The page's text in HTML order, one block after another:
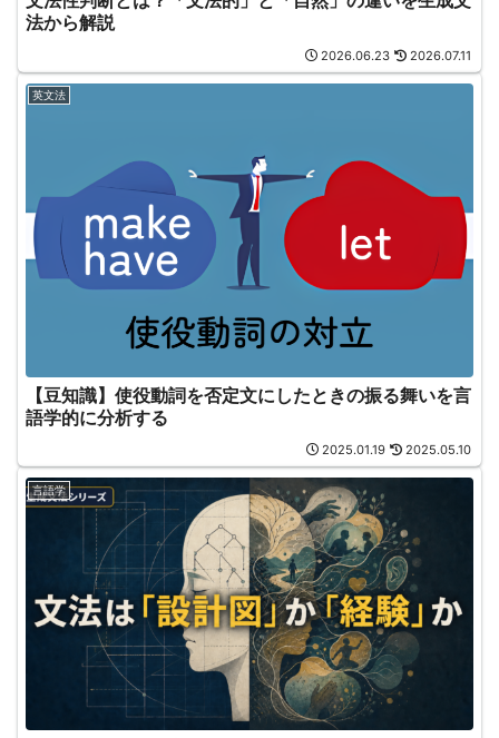
法から解説
2026.06.23 2026.07.11
英文法
【豆知識】使役動詞を否定文にしたときの振る舞いを言
語学的に分析する
2025.01.19 2025.05.10
言語学